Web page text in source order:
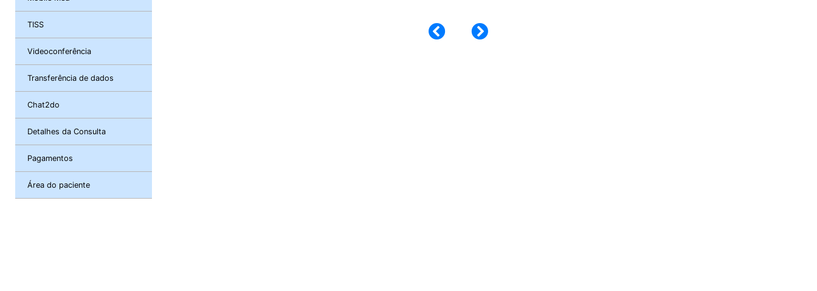
TISS
Videoconferência
Transferência de dados
Chat2do
Detalhes da Consulta
Pagamentos
Área do paciente